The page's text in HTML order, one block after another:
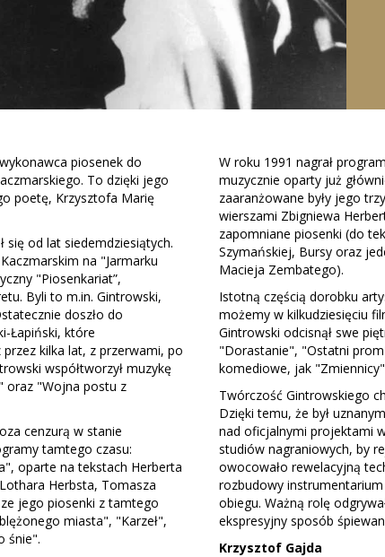
piosenek do
To dzięki jego
poetę, Krzysztofa Marię
się od lat siedemdziesiątych.
na "Jarmarku
"Piosenkariat”,
Byli to m.in. Gintrowski,
doszło do
Łapiński, które
kilka lat, z przerwami, po
współtworzył muzykę
oraz "Wojna postu z
cenzurą w stanie
tamtego czasu:
oparte na tekstach Herberta
Herbsta, Tomasza
jego piosenki z tamtego
miasta", "Karzeł",
śnie".
W roku 1991 nagrał
muzycznie oparty już
zaaranżowane były jego
wierszami Zbigniewa
zapomniane piosenki (do
Szymańskiej, Bursy oraz
Macieja Zembatego).
Istotną częścią dorobku
możemy w kilkudziesięciu
Gintrowski odcisnął swe
"Dorastanie", "Ostatni
komediowe, jak
Twórczość Gintrowskiego
Dzięki temu, że był
nad oficjalnymi projektami
studiów nagraniowych, by
owocowało rewelacyjną
rozbudowy
obiegu. Ważną rolę
ekspresyjny sposób
Krzysztof Gajda